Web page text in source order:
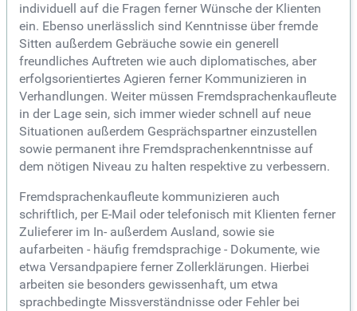
individuell auf die Fragen ferner Wünsche der Klienten
ein. Ebenso unerlässlich sind Kenntnisse über fremde
Sitten außerdem Gebräuche sowie ein generell
freundliches Auftreten wie auch diplomatisches, aber
erfolgsorientiertes Agieren ferner Kommunizieren in
Verhandlungen. Weiter müssen Fremdsprachenkaufleute
in der Lage sein, sich immer wieder schnell auf neue
Situationen außerdem Gesprächspartner einzustellen
sowie permanent ihre Fremdsprachenkenntnisse auf
dem nötigen Niveau zu halten respektive zu verbessern.
Fremdsprachenkaufleute kommunizieren auch
schriftlich, per E-Mail oder telefonisch mit Klienten ferner
Zulieferer im In- außerdem Ausland, sowie sie
aufarbeiten - häufig fremdsprachige - Dokumente, wie
etwa Versandpapiere ferner Zollerklärungen. Hierbei
arbeiten sie besonders gewissenhaft, um etwa
sprachbedingte Missverständnisse oder Fehler bei